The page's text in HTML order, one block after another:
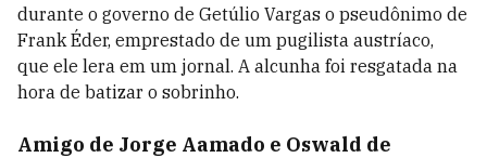
durante o governo de Getúlio Vargas o pseudônimo de
Frank Éder, emprestado de um pugilista austríaco,
que ele lera em um jornal. A alcunha foi resgatada na
hora de batizar o sobrinho.
Amigo de Jorge Aamado e Oswald de